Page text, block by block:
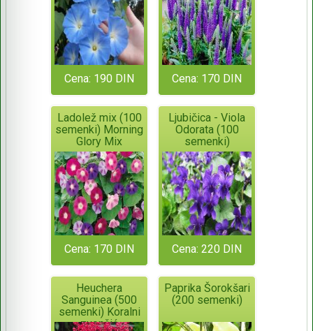
Cena: 190 DIN Cena: 170 DIN
Ladolež mix (100
semenki) Morning
Glory Mix
Cena: 170 DIN
Ljubičica - Viola
Odorata (100
semenki)
Cena: 220 DIN
Heuchera
Sanguinea (500
semenki) Koralni
zvončić
Paprika Šorokšari
(200 semenki)